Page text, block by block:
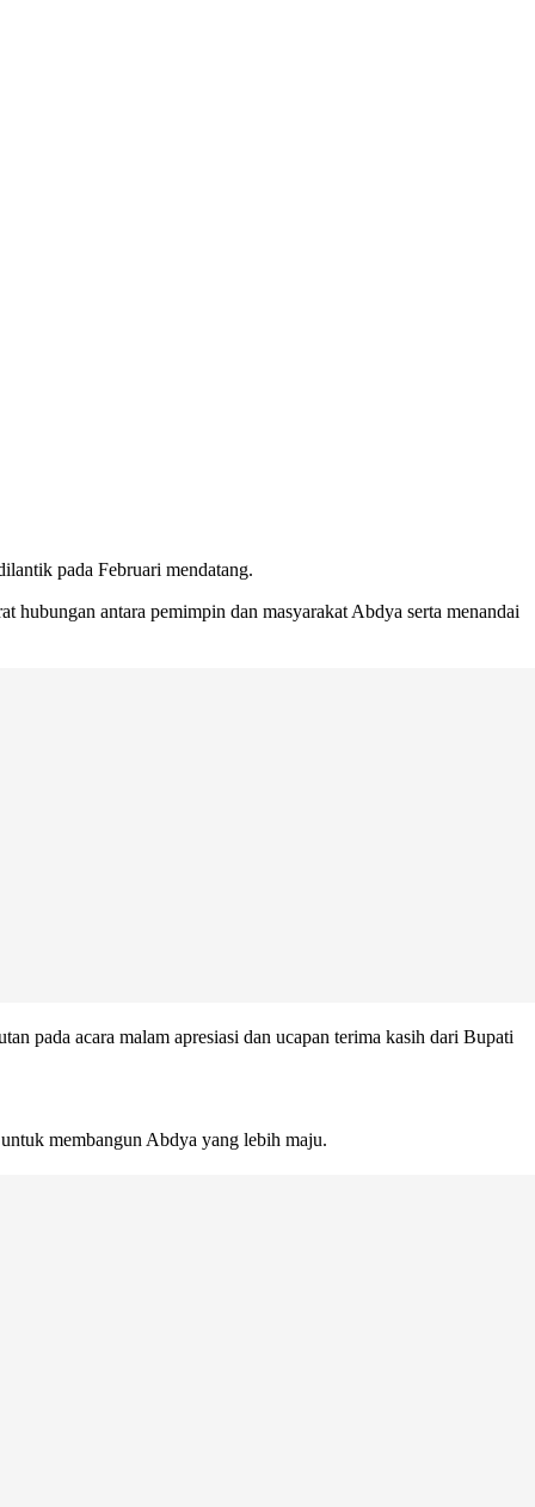
pada Februari mendatang.
hubungan antara pemimpin dan masyarakat Abdya serta menandai
pada acara malam apresiasi dan ucapan terima kasih dari Bupati
membangun Abdya yang lebih maju.